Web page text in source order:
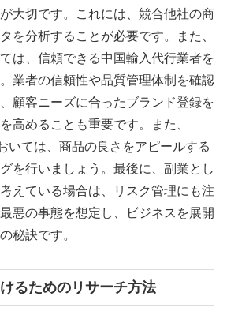
大切です。これには、競合他社の商
を分析することが必要です。また、
は、信頼できる中国輸入代行業者を
業者の信頼性や品質管理体制を確認
顧客ニーズに合ったブランド登録を
高めることも重要です。また、
いては、商品の良さをアピールする
を行いましょう。最後に、副業とし
えている場合は、リスク管理にも注
悪の事態を想定し、ビジネスを展開
秘訣です。
るためのリサーチ方法